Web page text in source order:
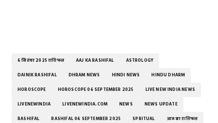
6 सितंबर 2025 राशिफल AAJ KA RASHIFAL ASTROLOGY
DAINIK RASHIFAL DHRAM NEWS HINDI NEWS HINDU DHARM
HOROSCOPE HOROSCOPE 06 SEPTEMBER 2025 LIVE NEW INDIA NEWS
LIVENEWINDIA LIVENEWINDIA.COM NEWS NEWS UPDATE
RASHIFAL RASHIFAL 06 SEPTEMBER 2025 SPRITUAL आज का राशिफल